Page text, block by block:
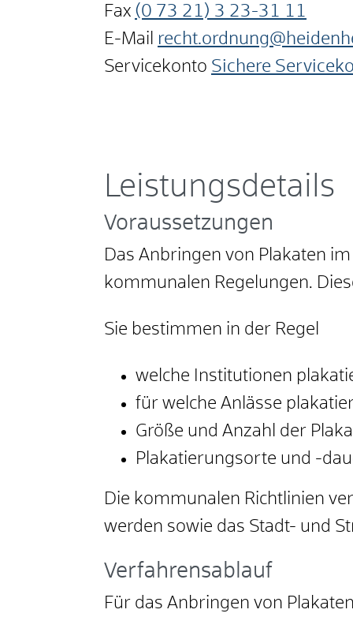
Fax (0 73 21) 3 23-31 11
E-Mail
Servicekonto Sichere
Leistungsdetails
Voraussetzungen
Das Anbringen von Plakaten
kommunalen Regelungen.
Sie bestimmen in der Regel
welche Institutionen
für welche Anlässe
Größe und Anzahl der
Plakatierungsorte und -
Die kommunalen Richtlinien
werden sowie das Stadt- und
Verfahrensablauf
Für das Anbringen von